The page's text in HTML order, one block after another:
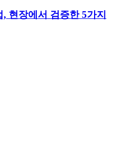
현장에서 검증한 5가지